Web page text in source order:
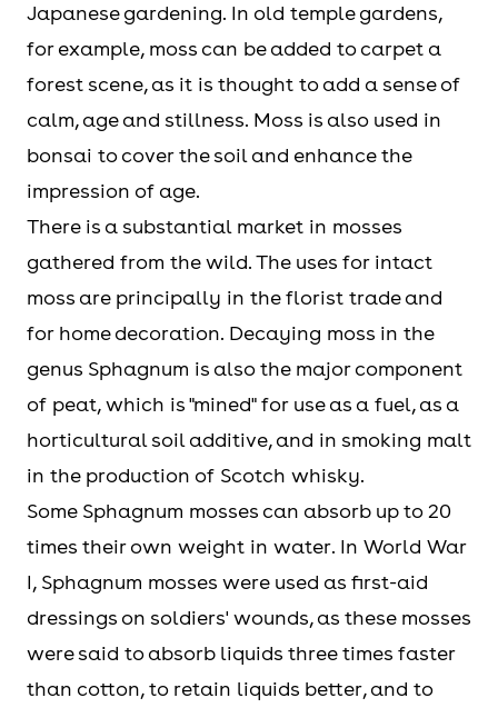
Japanese gardening. In old temple gardens,
for example, moss can be added to carpet a
forest scene, as it is thought to add a sense of
calm, age and stillness. Moss is also used in
bonsai to cover the soil and enhance the
impression of age.
There is a substantial market in mosses
gathered from the wild. The uses for intact
moss are principally in the florist trade and
for home decoration. Decaying moss in the
genus Sphagnum is also the major component
of peat, which is "mined" for use as a fuel, as a
horticultural soil additive, and in smoking malt
in the production of Scotch whisky.
Some Sphagnum mosses can absorb up to 20
times their own weight in water. In World War
I, Sphagnum mosses were used as first-aid
dressings on soldiers' wounds, as these mosses
were said to absorb liquids three times faster
than cotton, to retain liquids better, and to